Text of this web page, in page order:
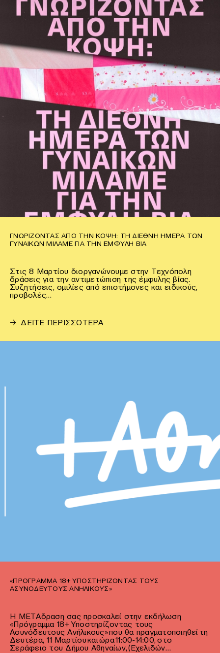
ΓΝΩΡΊΖΟΝΤΑΣ ΑΠΌ ΤΗΝ ΚΌΨΗ: ΤΗ ΔΙΕΘΝΉ ΗΜΈΡΑ ΤΩΝ
ΓΥΝΑΙΚΏΝ ΜΙΛΆΜΕ ΓΙΑ ΤΗΝ ΈΜΦΥΛΗ ΒΊΑ
Στις 8 Μαρτίου διοργανώνουμε στην Τεχνόπολη
δράσεις για την αντιμετώπιση της έμφυλης βίας.
Συζητήσεις, ομιλίες από επιστήμονες και ειδικούς,
προβολές…
→ ΔΕΙΤΕ ΠΕΡΙΣΣΟΤΕΡΑ
«ΠΡΌΓΡΑΜΜΑ 18+ ΥΠΟΣΤΗΡΊΖΟΝΤΑΣ ΤΟΥΣ
ΑΣΥΝΌΔΕΥΤΟΥΣ ΑΝΉΛΙΚΟΥΣ»
Η ΜΕΤΑδραση σας προσκαλεί στην εκδήλωση
«Πρόγραμμα 18+ Υποστηρίζοντας τους
Ασυνόδευτους Ανήλικους» που θα πραγματοποιηθεί τη
Δευτέρα, 11 Μαρτίου και ώρα 11:00-14:00, στο
Σεράφειο του Δήμου Αθηναίων, (Εχελιδών…